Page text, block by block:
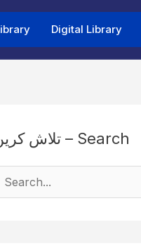
Digital Library
تلاش کریں – Search